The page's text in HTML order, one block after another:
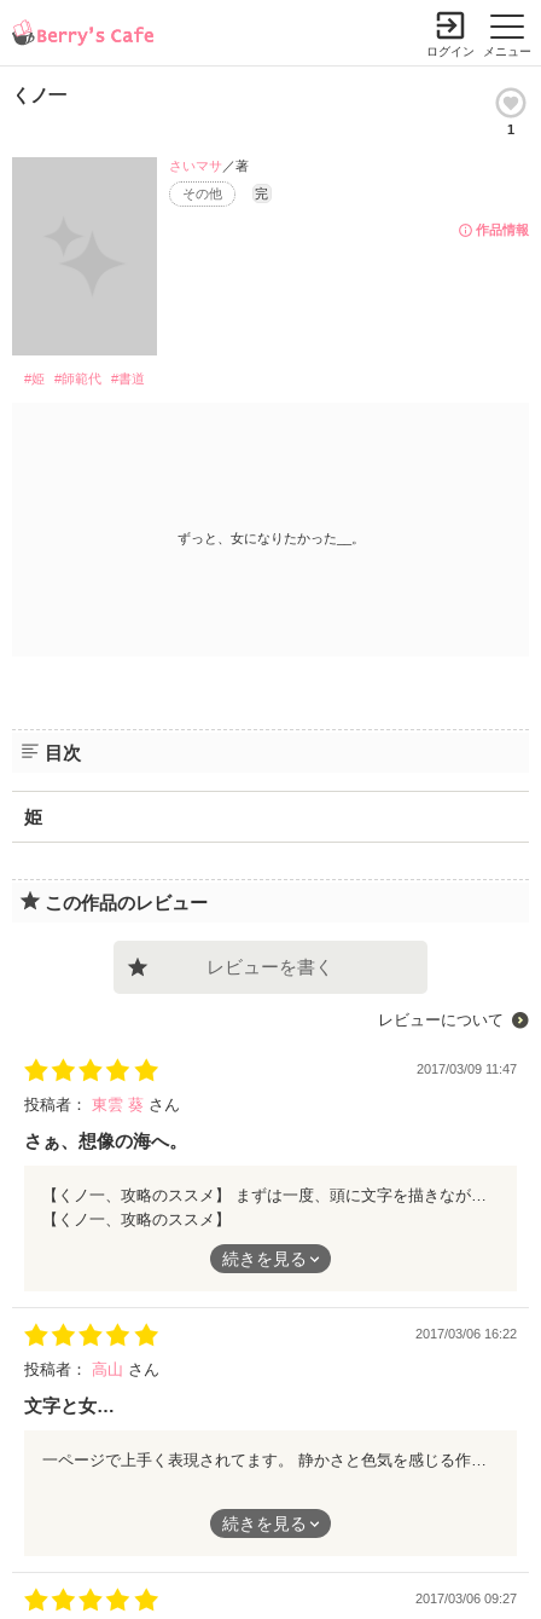
メニュー
ログイン
くノ一
1
作品情報
その他 完
さいマサ ／著
#姫 #師範代 #書道
ずっと、女になりたかった__。
目次
姫
この作品のレビュー
レビューを書く
レビューについて
2017/03/09 11:47
投稿者： 東雲 葵 さん
さぁ、想像の海へ。
【くノ一、攻略のススメ】 まずは一度、頭に文字を描きながら読んでみて。 登場する漢字と、大体の概要がわかります。 そして疑問がムクムクと湧いてきます。 続いて二度目。 登場する二人の関係に注目して読んでみて。 セリフが少ない分、想像が広がり悶えます。 三度目。 主人公の生い立ちや境遇を推測しながら読んでみて。 冒頭に登場する漢字や師範代に対する羨望の「何故？」が解決します。 ここまで読んで、自分なりの「主人公」と「師範代」のストーリーが出来上がったら、さぁ、四度目！想像力を全開にして自由に物語を楽しみましょう。それはあなただけの、『くノ一』です。そんな楽しみ方ができる、素敵な作品です。
【くノ一、攻略のススメ】
まずは一度、頭に文字を描きながら読んでみて。
続いて二度目。
セリフが少ない分、想像が広がり悶えます。
三度目。
冒頭に登場する漢字や師範代に対する羨望の「何故？」が解決し
ーが出来上がったら、さぁ、四度目！想像力を全開にして自由に
続きを見る
2017/03/06 16:22
投稿者： 高山 さん
文字と女…
一ページで上手く表現されてます。 静かさと色気を感じる作品。 読んで感じてみて下さい。
一ページで上手く表現されてます。
続きを見る
2017/03/06 09:27